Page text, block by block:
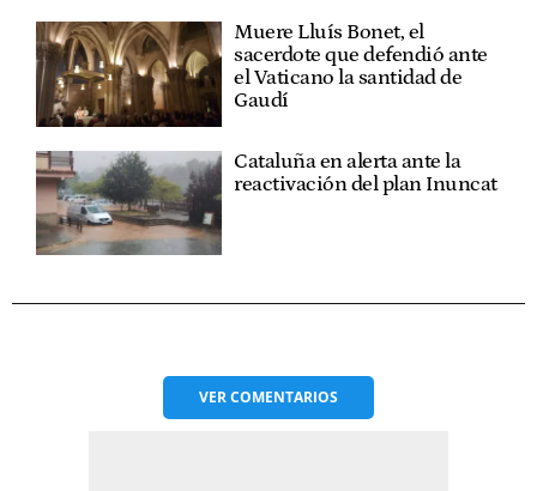
Muere Lluís Bonet, el
sacerdote que defendió ante
el Vaticano la santidad de
Gaudí
Cataluña en alerta ante la
reactivación del plan Inuncat
VERCOMENTARIOS